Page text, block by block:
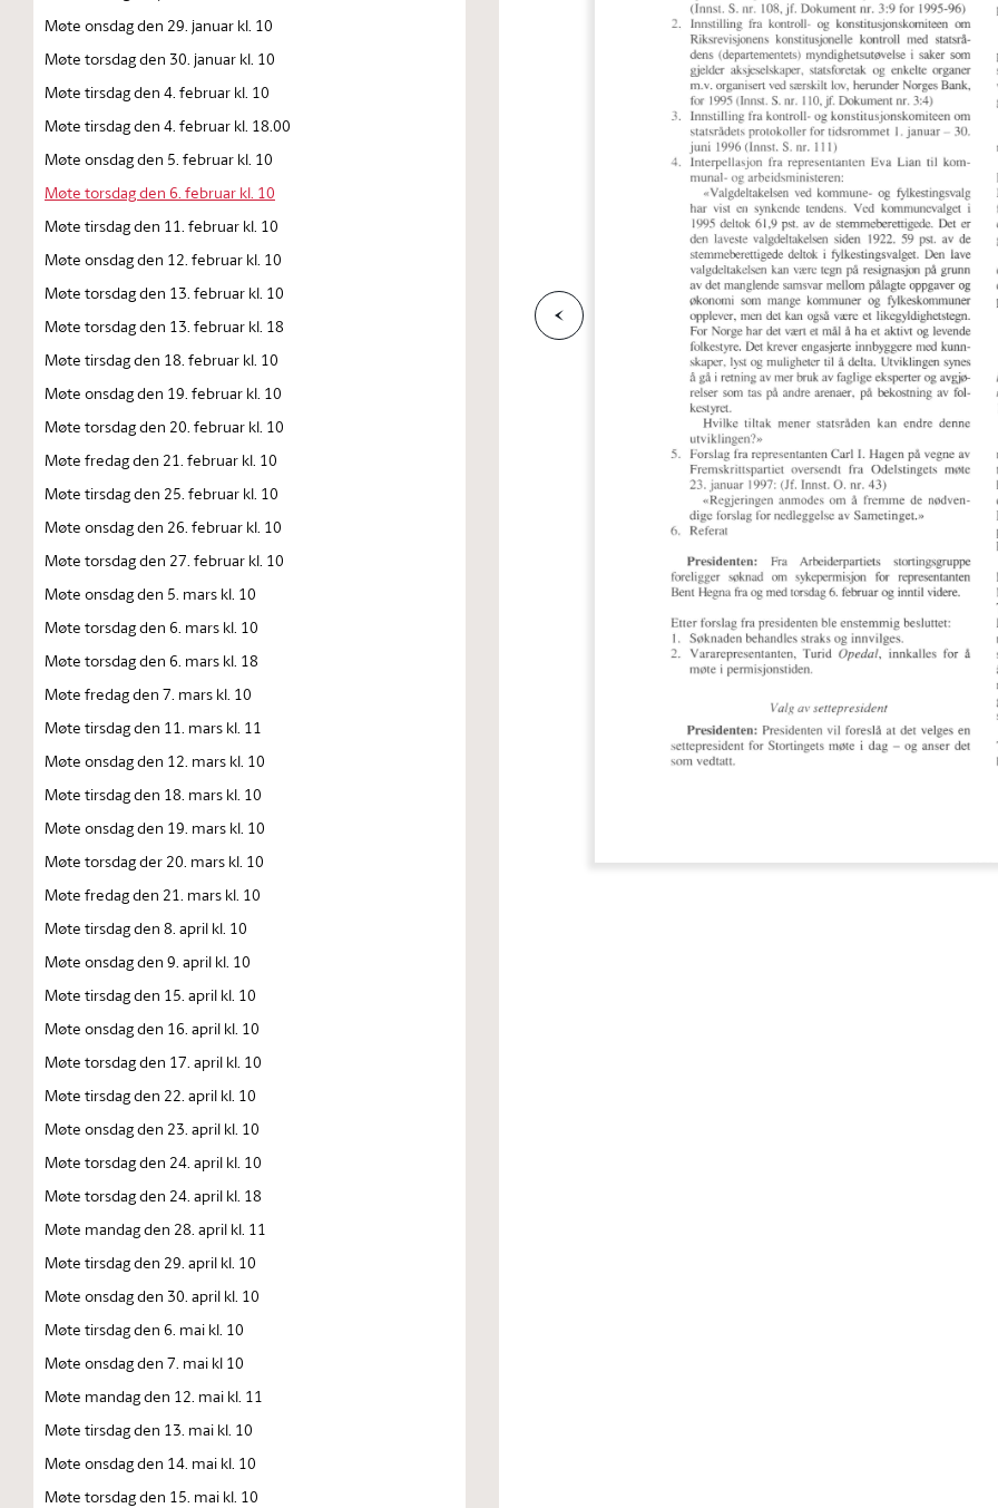
Møte onsdag den 29. januar kl. 10
Møte torsdag den 30. januar kl. 10
Møte tirsdag den 4. februar kl. 10
Møte tirsdag den 4. februar kl. 18.00
Møte onsdag den 5. februar kl. 10
Møte torsdag den 6. februar kl. 10
Møte tirsdag den 11. februar kl. 10
Møte onsdag den 12. februar kl. 10
Møte torsdag den 13. februar kl. 10
Møte torsdag den 13. februar kl. 18
Møte tirsdag den 18. februar kl. 10
Møte onsdag den 19. februar kl. 10
Møte torsdag den 20. februar kl. 10
Møte fredag den 21. februar kl. 10
Møte tirsdag den 25. februar kl. 10
Møte onsdag den 26. februar kl. 10
Møte torsdag den 27. februar kl. 10
Møte onsdag den 5. mars kl. 10
Møte torsdag den 6. mars kl. 10
Møte torsdag den 6. mars kl. 18
Møte fredag den 7. mars kl. 10
Møte tirsdag den 11. mars kl. 11
Møte onsdag den 12. mars kl. 10
Møte tirsdag den 18. mars kl. 10
Møte onsdag den 19. mars kl. 10
Møte torsdag der 20. mars kl. 10
Møte fredag den 21. mars kl. 10
Møte tirsdag den 8. april kl. 10
Møte onsdag den 9. april kl. 10
Møte tirsdag den 15. april kl. 10
Møte onsdag den 16. april kl. 10
Møte torsdag den 17. april kl. 10
Møte tirsdag den 22. april kl. 10
Møte onsdag den 23. april kl. 10
Møte torsdag den 24. april kl. 10
Møte torsdag den 24. april kl. 18
Møte mandag den 28. april kl. 11
Møte tirsdag den 29. april kl. 10
Møte onsdag den 30. april kl. 10
Møte tirsdag den 6. mai kl. 10
Møte onsdag den 7. mai kl 10
Møte mandag den 12. mai kl. 11
Møte tirsdag den 13. mai kl. 10
Møte onsdag den 14. mai kl. 10
Møte torsdag den 15. mai kl. 10
F
o
rr
i
g
e
s
i
de